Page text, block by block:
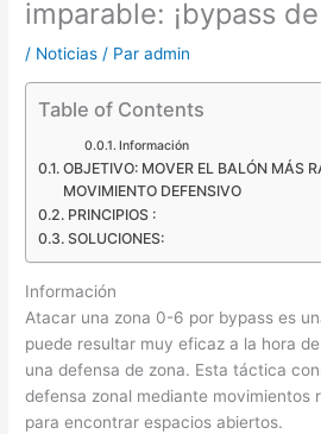
imparable: ¡bypass
/ Noticias / Paradmin
Table of Contents
Información
OBJETIVO: MOVER EL BALÓN MÁS
MOVIMIENTO DEFENSIVO
PRINCIPIOS :
SOLUCIONES:
Información
Atacar una zona 0-6 por bypass es
puede resultar muy eficaz a la hora
una defensa de zona. Esta táctica
defensa zonal mediante movimientos
para encontrar espacios abiertos.